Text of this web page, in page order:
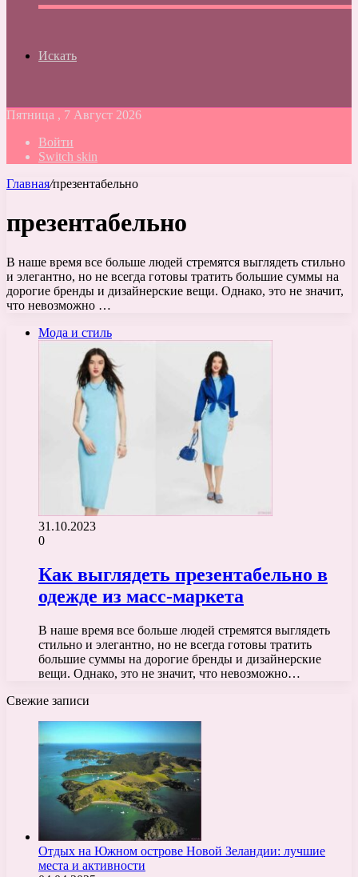
Искать
Пятница , 7 Август 2026
Войти
Switch skin
Главная/презентабельно
презентабельно
В наше время все больше людей стремятся выглядеть стильно
и элегантно, но не всегда готовы тратить большие суммы на
дорогие бренды и дизайнерские вещи. Однако, это не значит,
что невозможно …
Мода и стиль
31.10.2023
0
Как выглядеть презентабельно в
одежде из масс-маркета
В наше время все больше людей стремятся выглядеть
стильно и элегантно, но не всегда готовы тратить
большие суммы на дорогие бренды и дизайнерские
вещи. Однако, это не значит, что невозможно…
Свежие записи
Отдых на Южном острове Новой Зеландии: лучшие
места и активности